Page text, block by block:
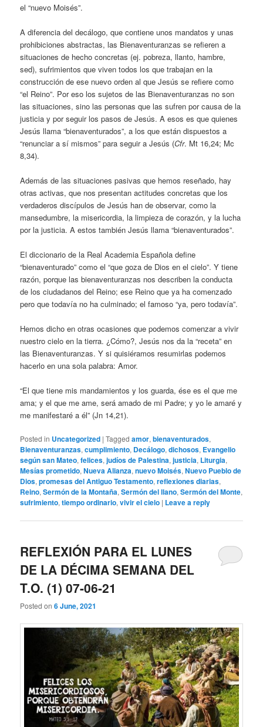
el “nuevo Moisés”.
A diferencia del decálogo, que contiene unos mandatos y unas
prohibiciones abstractas, las Bienaventuranzas se refieren a
situaciones de hecho concretas (ej. pobreza, llanto, hambre,
sed), sufrimientos que viven todos los que trabajan en la
construcción de ese nuevo orden al que Jesús se refiere como
“el Reino”. Por eso los sujetos de las Bienaventuranzas no son
las situaciones, sino las personas que las sufren por causa de la
justicia y por seguir los pasos de Jesús. A esos es que quienes
Jesús llama “bienaventurados”, a los que están dispuestos a
“renunciar a sí mismos” para seguir a Jesús (Cfr. Mt 16,24; Mc
8,34).
Además de las situaciones pasivas que hemos reseñado, hay
otras activas, que nos presentan actitudes concretas que los
verdaderos discípulos de Jesús han de observar, como la
mansedumbre, la misericordia, la limpieza de corazón, y la lucha
por la justicia. A estos también Jesús llama “bienaventurados”.
El diccionario de la Real Academia Española define
“bienaventurado” como el “que goza de Dios en el cielo”. Y tiene
razón, porque las bienaventuranzas nos describen la conducta
de los ciudadanos del Reino; ese Reino que ya ha comenzado
pero que todavía no ha culminado; el famoso “ya, pero todavía”.
Hemos dicho en otras ocasiones que podemos comenzar a vivir
nuestro cielo en la tierra. ¿Cómo?, Jesús nos da la “receta” en
las Bienaventuranzas. Y si quisiéramos resumirlas podemos
hacerlo en una sola palabra: Amor.
“El que tiene mis mandamientos y los guarda, ése es el que me
ama; y el que me ame, será amado de mi Padre; y yo le amaré y
me manifestaré a él” (Jn 14,21).
Posted in Uncategorized |Tagged amor,bienaventurados,
Bienaventuranzas,cumplimiento, Decálogo,dichosos, Evangelio
según san Mateo,felices,judíos de Palestina,justicia, Liturgia,
Mesías prometido,Nueva Alianza,nuevo Moisés,Nuevo Pueblo de
Dios,promesas del Antiguo Testamento,reflexiones diarias,
Reino,Sermón de la Montaña,Sermón del llano,Sermón del Monte,
sufrimiento,tiempo ordinario,vivir el cielo | Leave a reply
REFLEXIÓN PARA EL LUNES
DE LA DÉCIMA SEMANA DEL
T.O. (1) 07-06-21
Posted on6 June, 2021